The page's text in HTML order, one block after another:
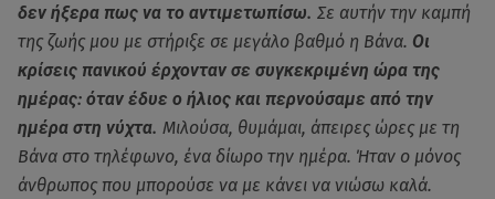
δεν ήξερα πως να το αντιμετωπίσω. Σε αυτήν την καμπή
της ζωής μου με στήριξε σε μεγάλο βαθμό η Βάνα. Οι
κρίσεις πανικού έρχονταν σε συγκεκριμένη ώρα της
ημέρας: όταν έδυε ο ήλιος και περνούσαμε από την
ημέρα στη νύχτα. Μιλούσα, θυμάμαι, άπειρες ώρες με τη
Βάνα στο τηλέφωνο, ένα δίωρο την ημέρα. Ήταν ο μόνος
άνθρωπος που μπορούσε να με κάνει να νιώσω καλά.